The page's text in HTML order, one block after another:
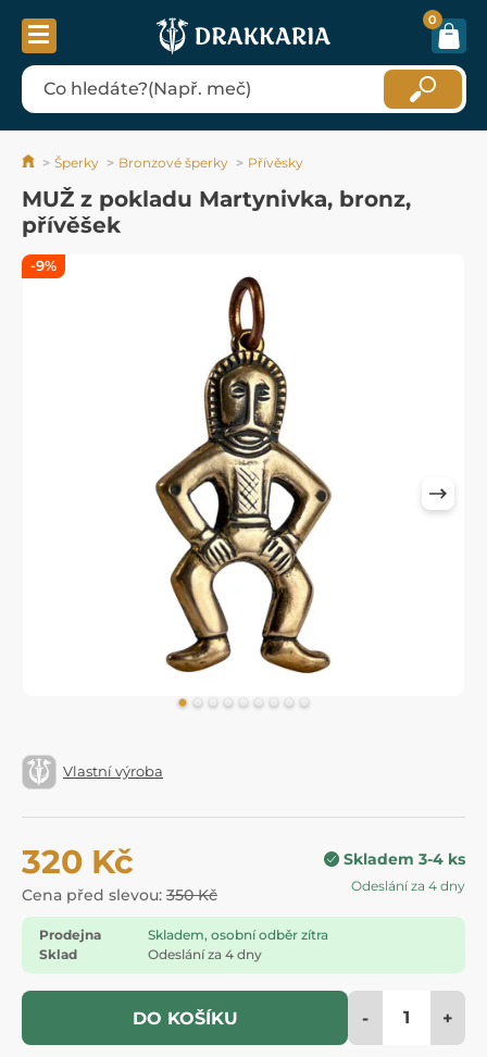
0
Šperky Bronzové šperky Přívěsky
MUŽ z pokladu Martynivka, bronz,
přívěšek
Vlastní výroba
320 Kč
Cena před slevou: 350 Kč
Skladem 3-4 ks
Odeslání za 4 dny
Prodejna
Skladem, osobní odběr zítra
Sklad
Odeslání za 4 dny
DO KOŠÍKU - +
-9%